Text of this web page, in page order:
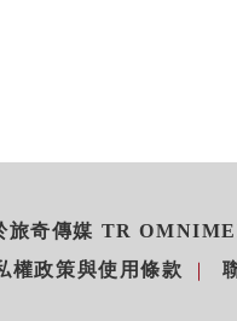
旅奇傳媒 TR
權政策與使用條款